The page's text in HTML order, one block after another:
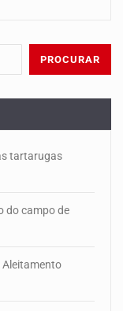
tartarugas
do campo de
Aleitamento